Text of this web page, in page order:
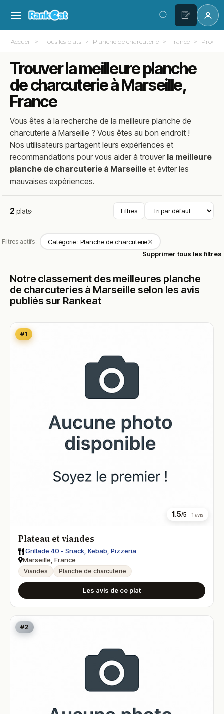
Accueil Tous les plats Planche de charcuterie France
Trouver la meilleure planche
de charcuterie à Marseille,
France
Vous êtes à la recherche de la meilleureplanche de
charcuterie àMarseille ? Vous êtes au bon endroit !
Nos utilisateurs partagent leurs expériences et
recommandations pour vous aider à trouver la meilleure
planche de charcuterie à Marseille et éviter les
mauvaises expériences.
2 plats· Filtres
Filtres actifs : Catégorie : Planche de charcuterie✕
Supprimer tous les filtres
Notre classement des meilleures planche
de charcuteries à Marseille selon les avis
publiés sur Rankeat
#1
1.5/5 1 avis
Plateau et viandes
Grillade 40 - Snack, Kebab, Pizzeria
Marseille, France
Viandes Planche de charcuterie
Les avis de ce plat
#2